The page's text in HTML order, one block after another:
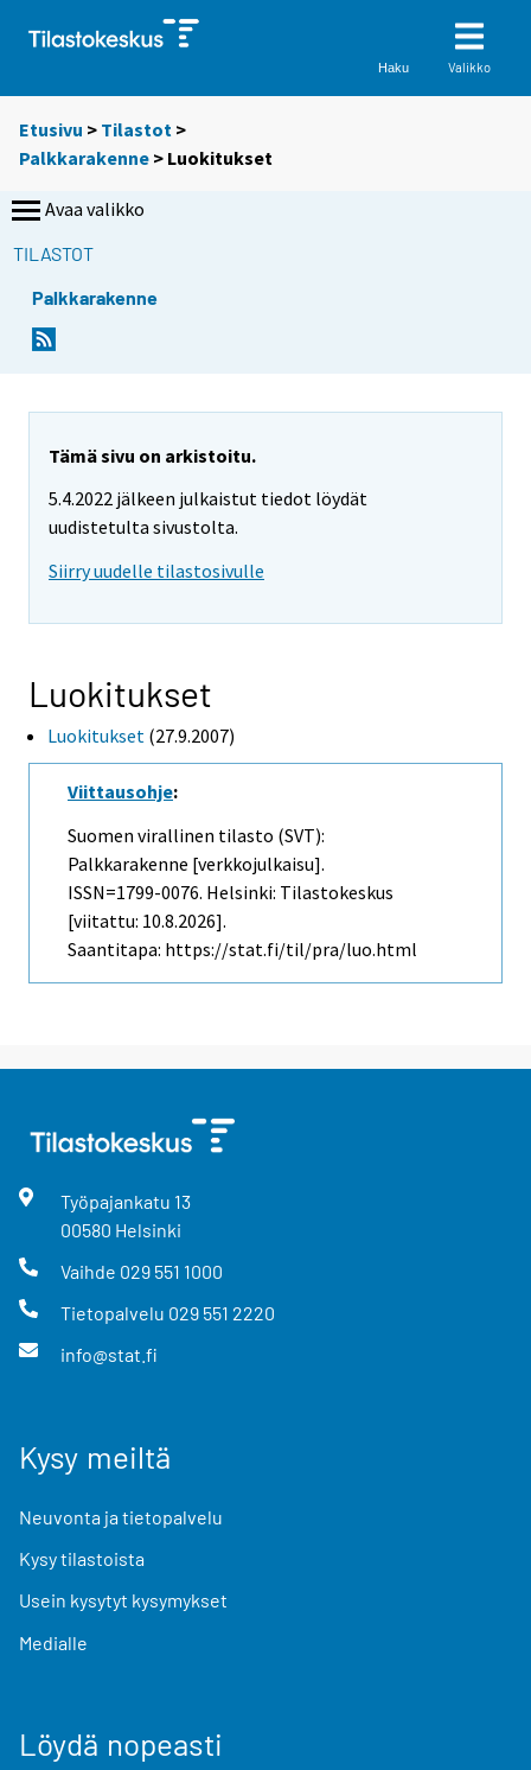
Haku Valikko
Etusivu > Tilastot >
Palkkarakenne > Luokitukset
Avaa valikko
TILASTOT
Palkkarakenne
Tämä sivu on arkistoitu.
5.4.2022 jälkeen julkaistut tiedot löydät
uudistetulta sivustolta.
Siirry uudelle tilastosivulle
Luokitukset
Luokitukset (27.9.2007)
Viittausohje:
Suomen virallinen tilasto (SVT):
Palkkarakenne [verkkojulkaisu].
ISSN=1799-0076. Helsinki: Tilastokeskus
[viitattu: 10.8.2026].
Saantitapa: https://stat.fi/til/pra/luo.html
Työpajankatu 13
00580 Helsinki
Vaihde 029 551 1000
Tietopalvelu 029 551 2220
info@stat.fi
Kysy meiltä
Neuvonta ja tietopalvelu
Kysy tilastoista
Usein kysytyt kysymykset
Medialle
Löydä nopeasti